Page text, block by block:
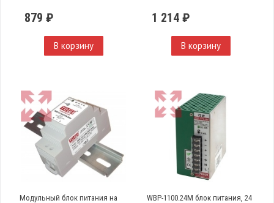
879 ₽
В корзину
1 214 ₽
В корзину
Модульный блок питания на
WBP-1100.24M блок питания, 24